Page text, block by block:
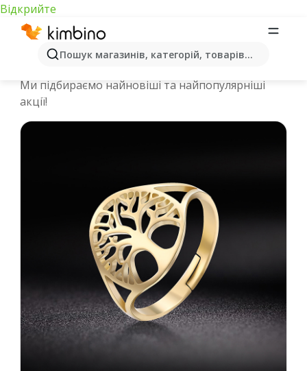
Відкрийте
Пошук магазинів, категорій, товарів...
Спеціальні пропозиції та каталоги
Ми підбираємо найновіші та найпопулярніші
акції!